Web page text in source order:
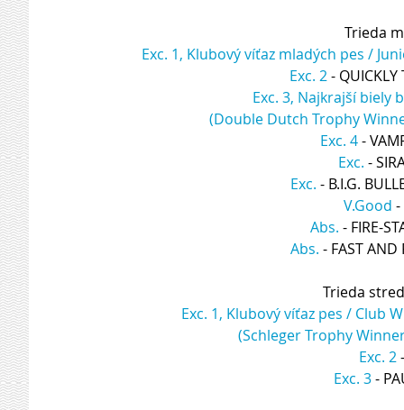
Trieda
Exc. 1, Klubový víťaz mladých pes /
Exc. 2 - QUICKLY
Exc. 3, Najkrajší biely
(Double Dutch Trophy
Exc. 4 -
Exc. -
Exc. - B.I.G.
V.Good -
Abs. - FIRE-
Abs. - FAST AND
Trieda
Exc. 1, Klubový víťaz pes / Club
(Schleger Trophy
Exc. 2 -
Exc. 3 -